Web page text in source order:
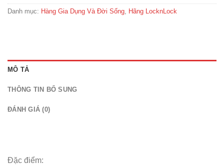
Danh mục: Hàng Gia Dụng Và Đời Sống Hãng LocknLock
MÔ TẢ
THÔNG TIN BỔ SUNG
ĐÁNH GIÁ (0)
Đặc điểm: